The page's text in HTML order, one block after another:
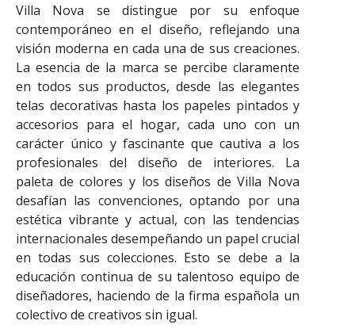
Villa Nova se distingue por su enfoque
contemporáneo en el diseño, reflejando una
visión moderna en cada una de sus creaciones.
La esencia de la marca se percibe claramente
en todos sus productos, desde las elegantes
telas decorativas hasta los papeles pintados y
accesorios para el hogar, cada uno con un
carácter único y fascinante que cautiva a los
profesionales del diseño de interiores. La
paleta de colores y los diseños de Villa Nova
desafían las convenciones, optando por una
estética vibrante y actual, con las tendencias
internacionales desempeñando un papel crucial
en todas sus colecciones. Esto se debe a la
educación continua de su talentoso equipo de
diseñadores, haciendo de la firma española un
colectivo de creativos sin igual.